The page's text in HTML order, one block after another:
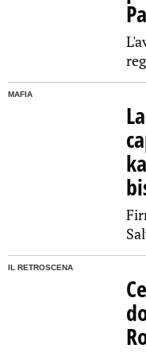
MAFIA
IL RETROSCENA